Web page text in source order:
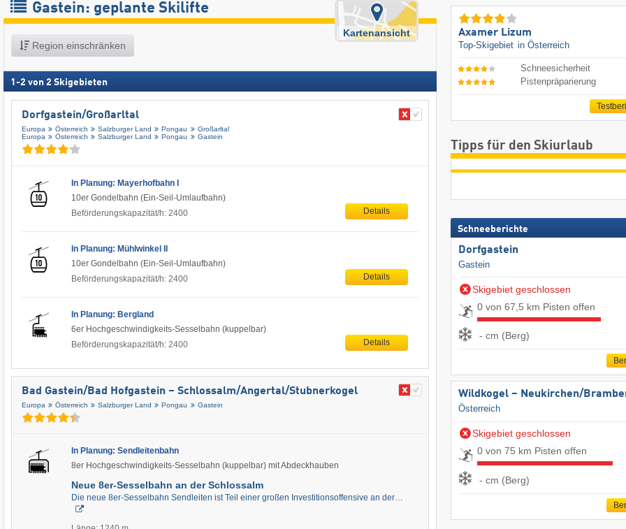
Gastein: geplante Skilifte
Region einschränken
Kartenansicht
1 -2 von 2 Skigebieten
Dorfgastein/​Großarltal
Europa Österreich Salzburger Land Pongau
Großarltal
Europa
Österreich Salzburger Land Pongau Gastein
In Planung: Mayerhofbahn I
10er Gondelbahn (Ein-Seil-Umlaufbahn)
Beförderungskapazität/h: 2400
Details
In Planung: Mühlwinkel II
10er Gondelbahn (Ein-Seil-Umlaufbahn)
Beförderungskapazität/h: 2400
Details
In Planung: Bergland
6er Hochgeschwindigkeits-Sesselbahn (kuppelbar)
Beförderungskapazität/h: 2400
Details
Bad Gastein/​Bad Hofgastein – Schlossalm/​Angertal/​Stubnerkogel
Europa Österreich Salzburger Land Pongau Gastein
In Planung: Sendleitenbahn
8er Hochgeschwindigkeits-Sesselbahn (kuppelbar) mit Abdeckhauben
Neue 8er-Sesselbahn an der Schlossalm
Die neue 8er-Sesselbahn Sendleiten ist Teil einer großen Investitionsoffensive an der…
Axamer Lizum
Top-Skigebiet in Österreich
Schneesicherheit
Pistenpräparierung
Tipps für den Skiurlaub
Schneeberichte
Dorfgastein
Gastein
Skigebiet geschlossen
0 von 67,5 km Pisten offen
- cm (Berg)
Wildkogel – Neukirchen/​
Österreich
Skigebiet geschlossen
0 von 75 km Pisten offen
- cm (Berg)